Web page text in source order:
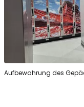
Aufbewahrung des